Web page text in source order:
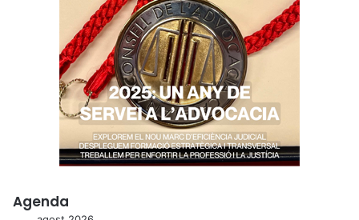
Agenda